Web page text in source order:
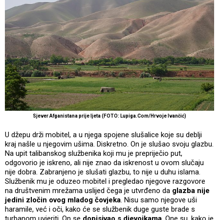
Sjever Afganistana prije ljeta (FOTO: Lupiga.Com/Hrvoje Ivančić)
U džepu drži mobitel, a u njega spojene slušalice koje su deblji
kraj našle u njegovim ušima. Diskretno. On je slušao svoju glazbu.
Na upit talibanskog službenika koji mu je prepriječio put,
odgovorio je iskreno, ali nije znao da iskrenost u ovom slučaju
nije dobra. Zabranjeno je slušati glazbu, to nije u duhu islama.
Službenik mu je oduzeo mobitel i pregledao njegove razgovore
na društvenim mrežama uslijed čega je utvrđeno da glazba nije
jedini zločin ovog mladog čovjeka. Nisu samo njegove uši
haramile, već i oči, kako će se službenik duge guste brade s